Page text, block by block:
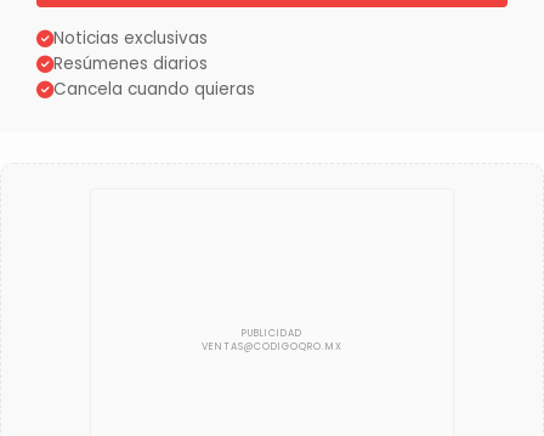
Noticias exclusivas
Resúmenes diarios
Cancela cuando quieras